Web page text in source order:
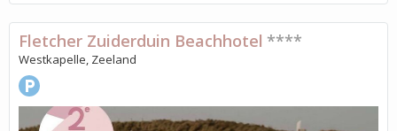
Fletcher Zuiderduin Beachhotel ****
Westkapelle, Zeeland